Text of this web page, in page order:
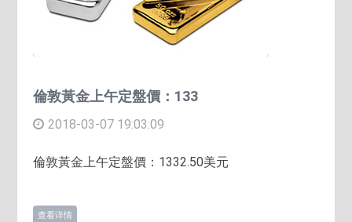
倫敦黃金上午定盤價：133
2018-03-07 19:03:09
倫敦黃金上午定盤價：1332.50美元
查看详情